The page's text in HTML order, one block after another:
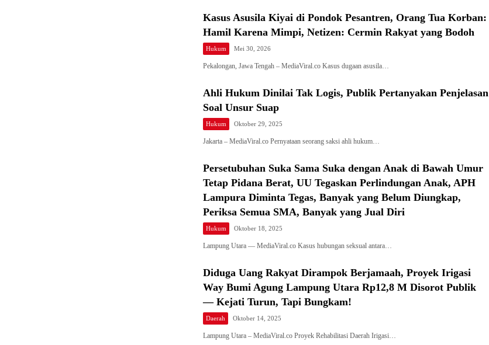
Kasus Asusila Kiyai di Pondok Pesantren, Orang Tua Korban:
Hamil Karena Mimpi, Netizen: Cermin Rakyat yang Bodoh
Hukum Mei 30, 2026
Pekalongan, Jawa Tengah – MediaViral.co Kasus dugaan asusila…
Ahli Hukum Dinilai Tak Logis, Publik Pertanyakan Penjelasan
Soal Unsur Suap
Hukum Oktober 29, 2025
Jakarta – MediaViral.co Pernyataan seorang saksi ahli hukum…
Persetubuhan Suka Sama Suka dengan Anak di Bawah Umur
Tetap Pidana Berat, UU Tegaskan Perlindungan Anak, APH
Lampura Diminta Tegas, Banyak yang Belum Diungkap,
Periksa Semua SMA, Banyak yang Jual Diri
Hukum Oktober 18, 2025
Lampung Utara — MediaViral.co Kasus hubungan seksual antara…
Diduga Uang Rakyat Dirampok Berjamaah, Proyek Irigasi
Way Bumi Agung Lampung Utara Rp12,8 M Disorot Publik
— Kejati Turun, Tapi Bungkam!
Daerah Oktober 14, 2025
Lampung Utara – MediaViral.co Proyek Rehabilitasi Daerah Irigasi…